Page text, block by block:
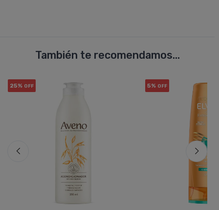
También te recomendamos...
25% OFF 5% OFF